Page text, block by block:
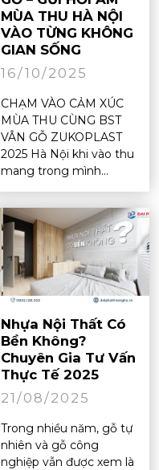
MÙA THU HÀ NỘI
VÀO TỪNG KHÔNG
GIAN SỐNG
16/10/2025
CHẠM VÀO CẢM XÚC
MÙA THU CÙNG BST
VÂN GỖ ZUKOPLAST
2025 Hà Nội khi vào thu
mang trong mình...
Nhựa Nội Thất Có
Bền Không?
Chuyên Gia Tư Vấn
Thực Tế 2025
21/08/2025
Trong nhiều năm, gỗ tự
nhiên và gỗ công
nghiệp vẫn được xem là